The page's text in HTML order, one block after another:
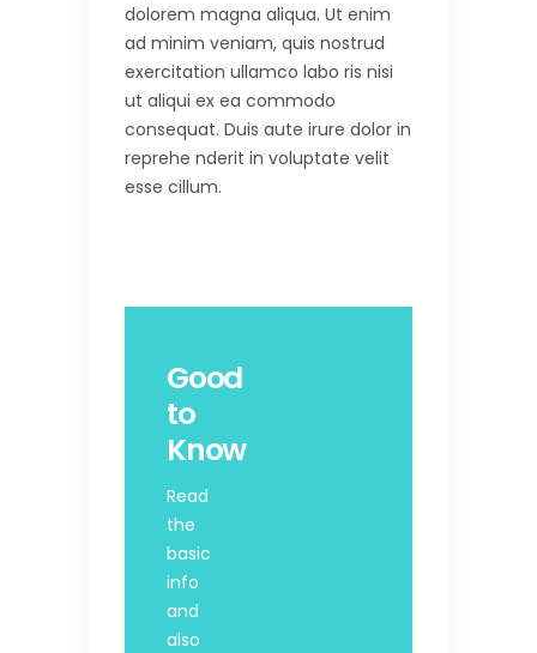
dolorem magna aliqua. Ut enim
ad minim veniam, quis nostrud
exercitation ullamco labo ris nisi
ut aliqui ex ea commodo
consequat. Duis aute irure dolor in
reprehe nderit in voluptate velit
esse cillum.
Good
to
Know
Read
the
basic
info
and
also